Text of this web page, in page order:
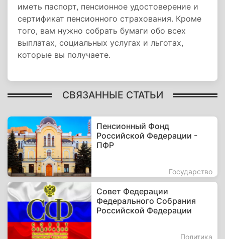
иметь паспорт, пенсионное удостоверение и
сертификат пенсионного страхования. Кроме
того, вам нужно собрать бумаги обо всех
выплатах, социальных услугах и льготах,
которые вы получаете.
СВЯЗАННЫЕ СТАТЬИ
Пенсионный Фонд
Российской Федерации -
ПФР
Государство
Совет Федерации
Федерального Собрания
Российской Федерации
Политика